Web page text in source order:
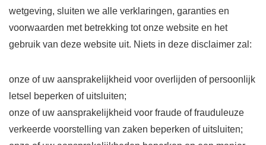
wetgeving, sluiten we alle verklaringen, garanties en
voorwaarden met betrekking tot onze website en het
gebruik van deze website uit. Niets in deze disclaimer zal:
onze of uw aansprakelijkheid voor overlijden of persoonlijk
letsel beperken of uitsluiten;
onze of uw aansprakelijkheid voor fraude of frauduleuze
verkeerde voorstelling van zaken beperken of uitsluiten;